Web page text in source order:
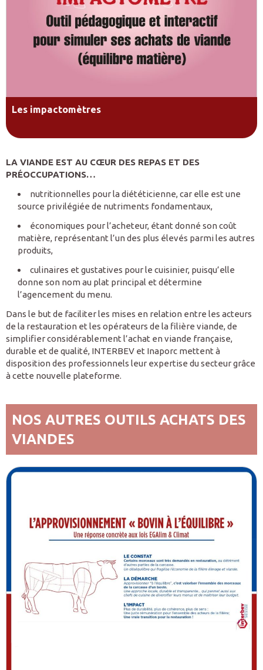
Les impactomètres
LA VIANDE EST AU CŒUR DES REPAS ET DES
PRÉOCCUPATIONS…
nutritionnelles pour la diététicienne, car elle est une
source privilégiée de nutriments fondamentaux,
économiques pour l’acheteur, étant donné son coût
matière, représentant l’un des plus élevés parmi les autres
produits,
culinaires et gustatives pour le cuisinier, puisqu’elle
donne son nom au plat principal et détermine
l’agencement du menu.
Dans le but de faciliter les mises en relation entre les acteurs
de la restauration et les opérateurs de la filière viande, de
simplifier considérablement l’achat en viande française,
durable et de qualité, INTERBEV et Inaporc mettent à
disposition des professionnels leur expertise du secteur grâce
à cette nouvelle plateforme.
NOS AUTRES OUTILS ACHATS DES
VIANDES